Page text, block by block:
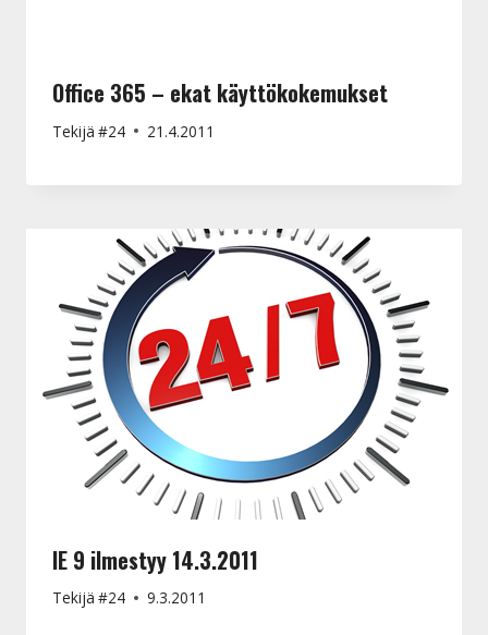
Office 365 – ekat käyttökokemukset
Tekijä #24 21.4.2011
IE 9 ilmestyy 14.3.2011
Tekijä #24 9.3.2011